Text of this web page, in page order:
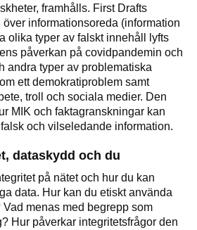
framhålls. First Drafts
informationsoreda (information
olika typer av falskt innehåll lyfts
påverkan på covidpandemin och
andra typer av problematiska
ett demokratiproblem samt
troll och sociala medier. Den
MIK och faktagranskningar kan
och vilseledande information.
dataskydd och du
på nätet och hur du kan
data. Hur kan du etiskt använda
menas med begrepp som
Hur påverkar integritetsfrågor den